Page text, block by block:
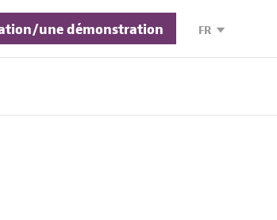
une démonstration FR